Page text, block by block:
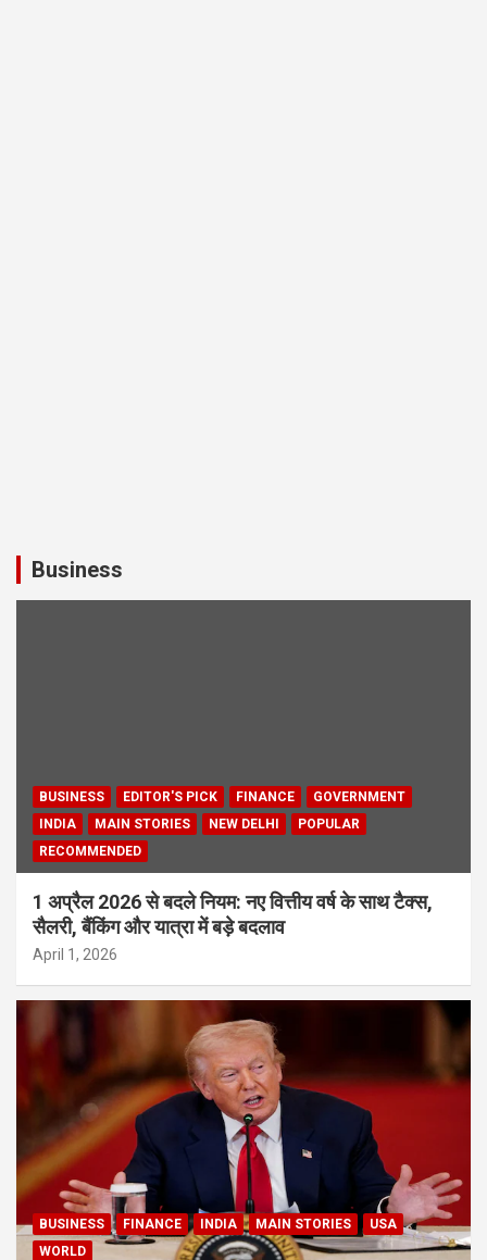
Business
BUSINESS EDITOR'S PICK FINANCE
GOVERNMENT
INDIA
MAIN STORIES NEW DELHI
POPULAR
RECOMMENDED
1 अप्रैल 2026 से बदले नियम: नए वित्तीय वर्ष के साथ टैक्स,
सैलरी, बैंकिंग और यात्रा में बड़े बदलाव
April 1, 2026
BUSINESS FINANCE INDIA MAIN STORIES
USA
WORLD